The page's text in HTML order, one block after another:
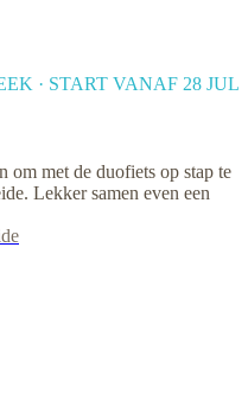
· START VANAF 28 JUL
om met de duofiets op stap te
Lekker samen even een